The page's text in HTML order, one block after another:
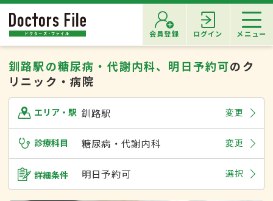
会員登録 ログイン メニュー
釧路駅の糖尿病・代謝内科、明日予約可のク
リニック・病院
エリア・駅 釧路駅 変更
診療科目 糖尿病・代謝内科 変更
詳細条件 明日予約可 選択